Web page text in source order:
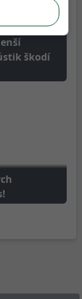
škodí